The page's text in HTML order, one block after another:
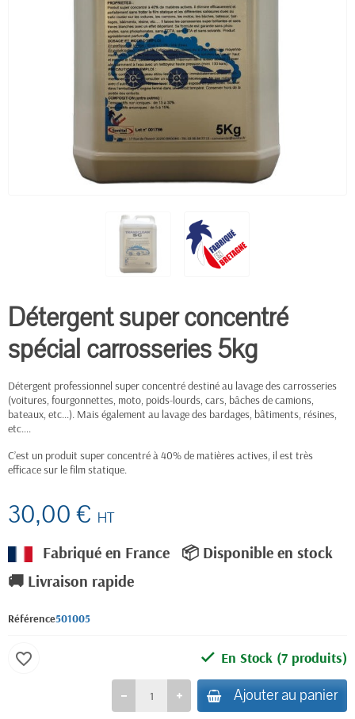
Détergent super concentré
spécial carrosseries 5kg
Détergent professionnel super concentré destiné au lavage des carrosseries
(voitures, fourgonnettes, moto, poids-lourds, cars, bâches de camions,
bateaux, etc...). Mais également au lavage des bardages, bâtiments, résines,
etc….
C’est un produit super concentré à 40% de matières actives, il est très
efficace sur le film statique.
30,00 € HT
Fabriqué en France 📦 Disponible en stock
🚚 Livraison rapide
Référence501005
En Stock (7 produits)
Ajouter au panier
favorite_border